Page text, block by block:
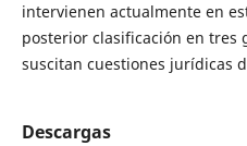
intervienen actualmente en
posterior clasificación en tres
suscitan cuestiones jurídicas
Descargas